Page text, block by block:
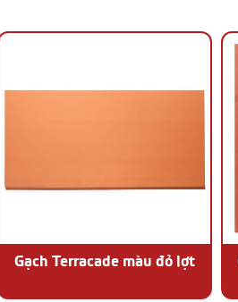
Gạch Terracade màu đỏ lợt